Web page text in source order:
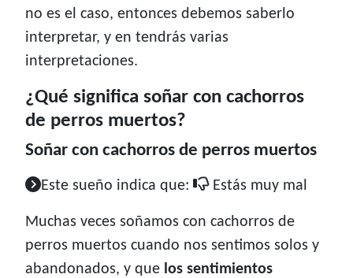
no es el caso, entonces debemos saberlo
interpretar, y en tendrás varias
interpretaciones.
¿Qué significa soñar con cachorros
de perros muertos?
Soñar con cachorros de perros muertos
Este sueño indica que: Estás muy mal
Muchas veces soñamos con cachorros de
perros muertos cuando nos sentimos solos y
abandonados, y que los sentimientos